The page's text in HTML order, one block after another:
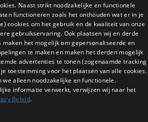
Naast strikt noodzakelijke en functionele
functioneren zoals het onthouden wat er in je
cookies om het gebruik en de kwaliteit van onze
gebruikservaring. Ook plaatsen wij en derde
het mogelijk om gepersonaliseerde en
te maken en maken het derden mogelijk
advertenties te tonen (zogenaamde tracking
toestemming voor het plaatsen van alle cookies.
we alleen noodzakelijke en functionele.
informatie verwerkt, verwijzen wij naar het
Beleid.